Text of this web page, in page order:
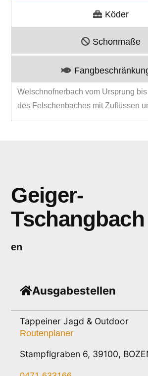
Köder
Schonmaße
Welschnofnerbach vom Ursprung
des Felschenbaches mit Zuflüssen
Geiger-
Tschangbach
en
Ausgabestellen
Tappeiner Jagd & Outdoor
Routenplaner
Stampflgraben 6, 39100,